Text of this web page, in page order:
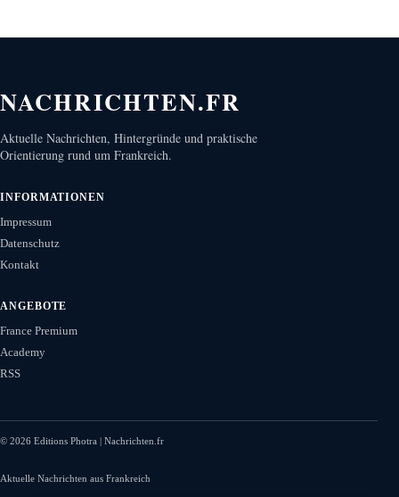
NACHRICHTEN.FR
Aktuelle Nachrichten, Hintergründe und praktische
Orientierung rund um Frankreich.
INFORMATIONEN
Impressum
Datenschutz
Kontakt
ANGEBOTE
France Premium
Academy
RSS
© 2026 Editions Photra | Nachrichten.fr
Aktuelle Nachrichten aus Frankreich